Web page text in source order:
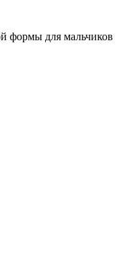
формы для мальчиков